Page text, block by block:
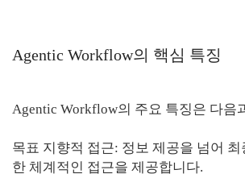
Agentic Workflow의 핵심 특징
Agentic Workflow의 주요 특징은 다음
목표 지향적 접근: 정보 제공을 넘어 최
한 체계적인 접근을 제공합니다.